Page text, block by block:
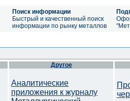
Поиск информации
Быстрый и качественный поиск
информации по рынку металлов
Другое
Аналитические
приложения к журналу